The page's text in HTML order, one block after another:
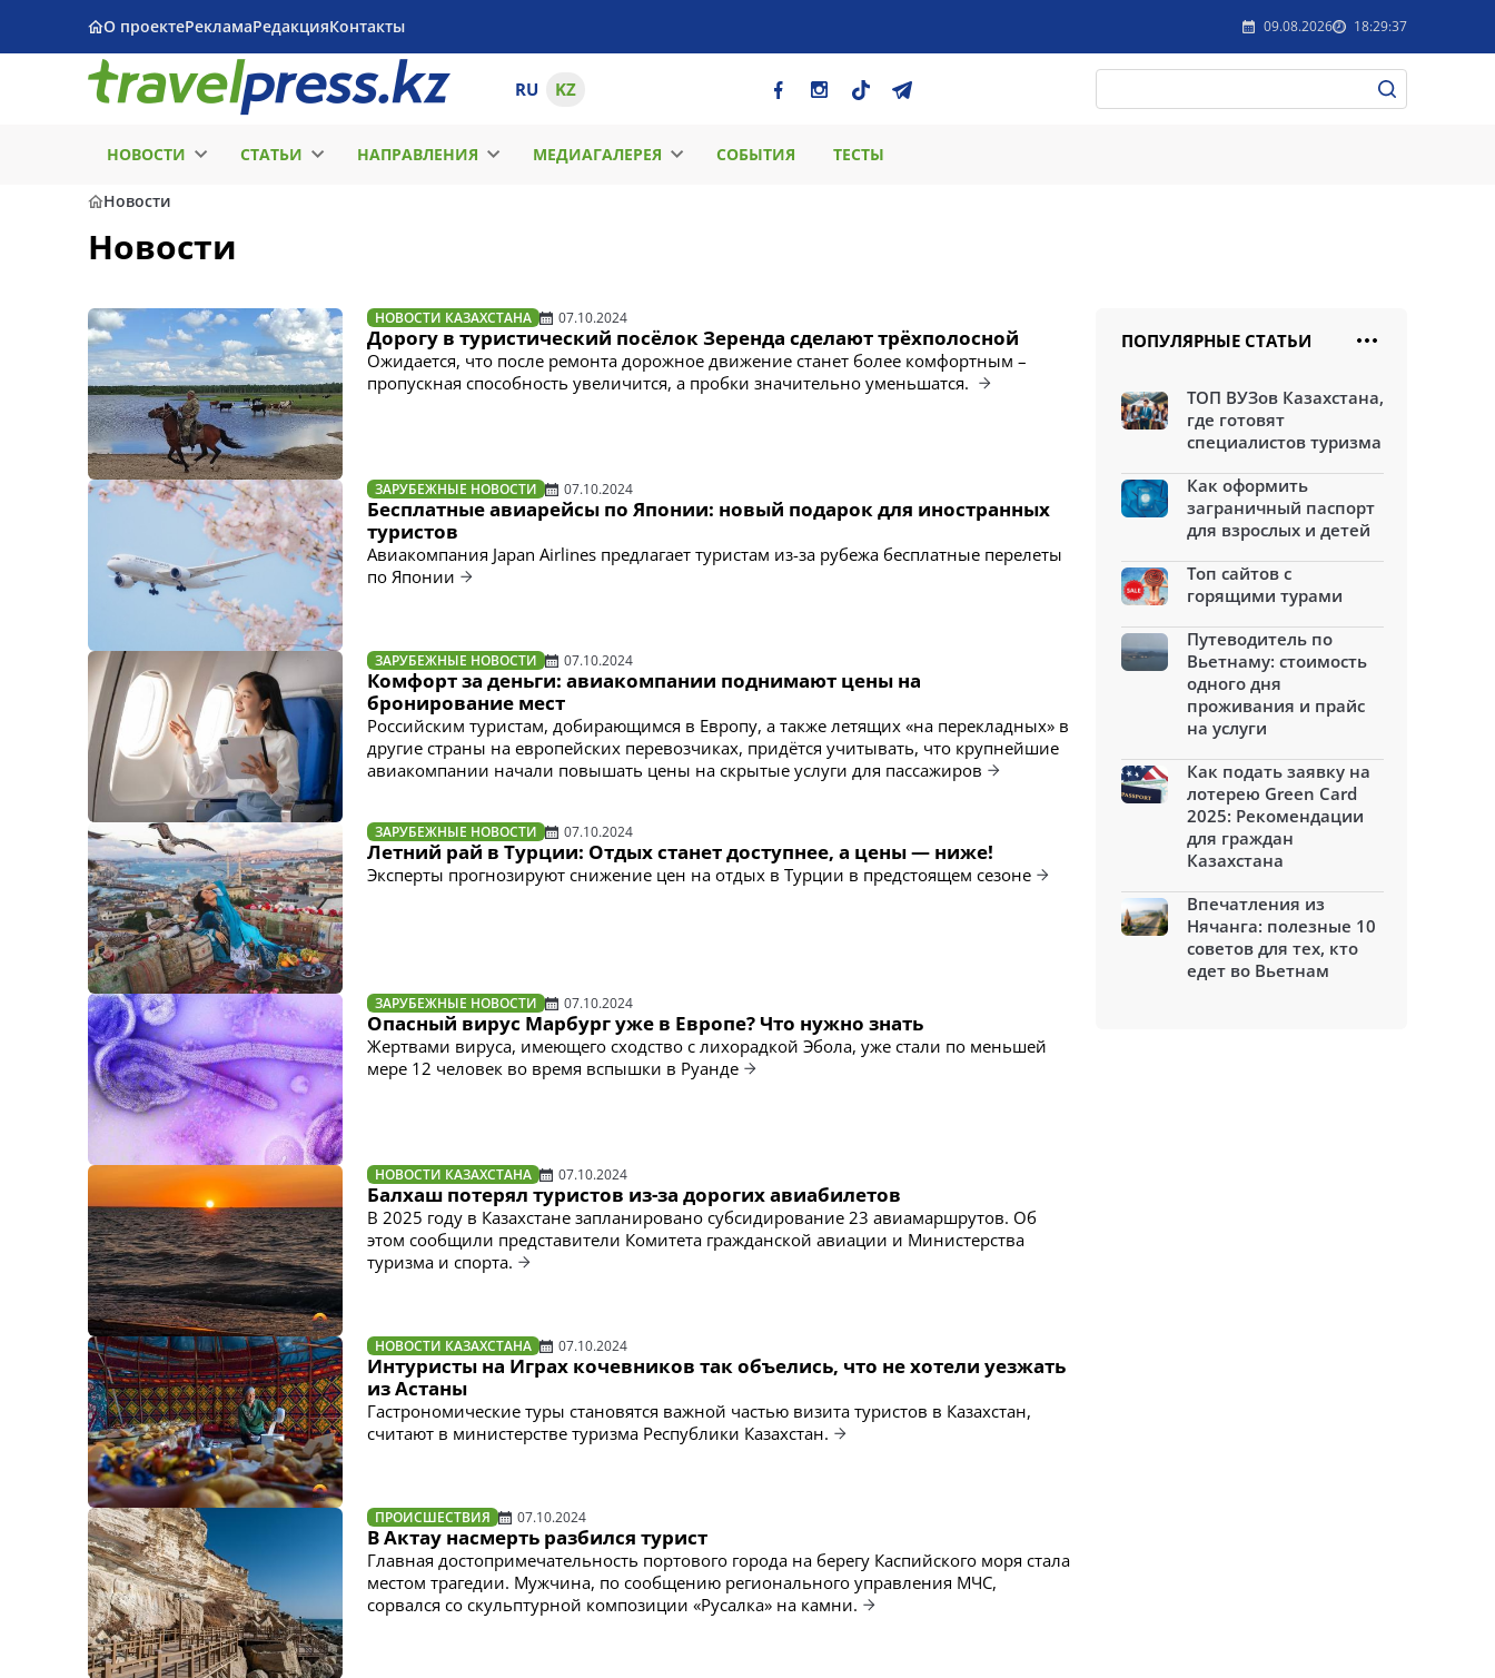
О проектеРекламаРедакцияКонтакты 09.08.2026 18:29:37
RU KZ
НОВОСТИ СТАТЬИ НАПРАВЛЕНИЯ МЕДИАГАЛЕРЕЯ СОБЫТИЯ ТЕСТЫ
Новости
Новости
НОВОСТИ КАЗАХСТАНА 07.10.2024
Дорогу в туристический посёлок Зеренда сделают трёхполосной
Ожидается, что после ремонта дорожное движение станет более комфортным –
пропускная способность увеличится, а пробки значительно уменьшатся.
ЗАРУБЕЖНЫЕ НОВОСТИ 07.10.2024
Бесплатные авиарейсы по Японии: новый подарок для иностранных
туристов
Авиакомпания Japan Airlines предлагает туристам из-за рубежа бесплатные перелеты
по Японии
ЗАРУБЕЖНЫЕ НОВОСТИ 07.10.2024
Комфорт за деньги: авиакомпании поднимают цены на
бронирование мест
Российским туристам, добирающимся в Европу, а также летящих «на перекладных» в
другие страны на европейских перевозчиках, придётся учитывать, что крупнейшие
авиакомпании начали повышать цены на скрытые услуги для пассажиров
ЗАРУБЕЖНЫЕ НОВОСТИ 07.10.2024
Летний рай в Турции: Отдых станет доступнее, а цены — ниже!
Эксперты прогнозируют снижение цен на отдых в Турции в предстоящем сезоне
ЗАРУБЕЖНЫЕ НОВОСТИ 07.10.2024
Опасный вирус Марбург уже в Европе? Что нужно знать
Жертвами вируса, имеющего сходство с лихорадкой Эбола, уже стали по меньшей
мере 12 человек во время вспышки в Руанде
НОВОСТИ КАЗАХСТАНА 07.10.2024
Балхаш потерял туристов из-за дорогих авиабилетов
В 2025 году в Казахстане запланировано субсидирование 23 авиамаршрутов. Об
этом сообщили представители Комитета гражданской авиации и Министерства
туризма и спорта.
НОВОСТИ КАЗАХСТАНА 07.10.2024
Интуристы на Играх кочевников так объелись, что не хотели уезжать
из Астаны
Гастрономические туры становятся важной частью визита туристов в Казахстан,
считают в министерстве туризма Республики Казахстан.
ПРОИСШЕСТВИЯ 07.10.2024
В Актау насмерть разбился турист
Главная достопримечательность портового города на берегу Каспийского моря стала
местом трагедии. Мужчина, по сообщению регионального управления МЧС,
сорвался со скульптурной композиции «Русалка» на камни.
ПОПУЛЯРНЫЕ СТАТЬИ
ТОП ВУЗов Казахстана,
где готовят
специалистов туризма
Как оформить
заграничный паспорт
для взрослых и детей
Топ сайтов с
горящими турами
Путеводитель по
Вьетнаму: стоимость
одного дня
проживания и прайс
на услуги
Как подать заявку на
лотерею Green Card
2025: Рекомендации
для граждан
Казахстана
Впечатления из
Нячанга: полезные 10
советов для тех, кто
едет во Вьетнам